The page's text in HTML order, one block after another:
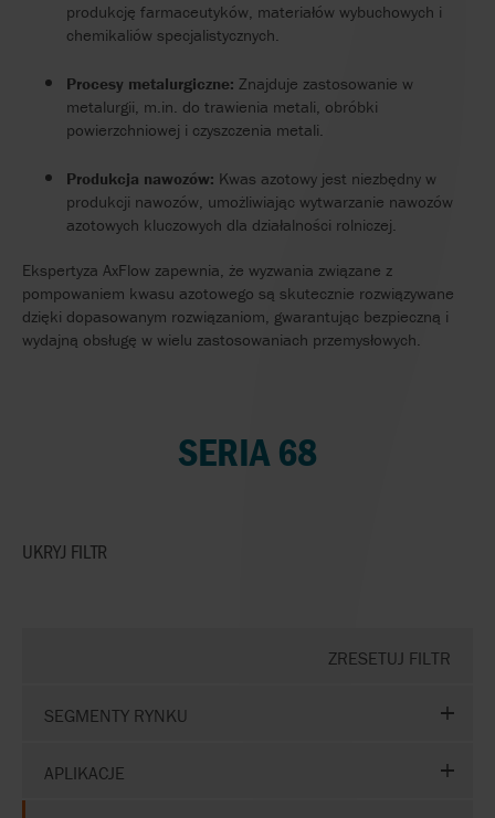
produkcję farmaceutyków, materiałów wybuchowych i
chemikaliów specjalistycznych.
Procesy metalurgiczne: Znajduje zastosowanie w
metalurgii, m.in. do trawienia metali, obróbki
powierzchniowej i czyszczenia metali.
Produkcja nawozów: Kwas azotowy jest niezbędny w
produkcji nawozów, umożliwiając wytwarzanie nawozów
azotowych kluczowych dla działalności rolniczej.
Ekspertyza AxFlow zapewnia, że wyzwania związane z
pompowaniem kwasu azotowego są skutecznie rozwiązywane
dzięki dopasowanym rozwiązaniom, gwarantując bezpieczną i
wydajną obsługę w wielu zastosowaniach przemysłowych.
SERIA 68
UKRYJ FILTR
ZRESETUJ FILTR
SEGMENTY RYNKU
APLIKACJE